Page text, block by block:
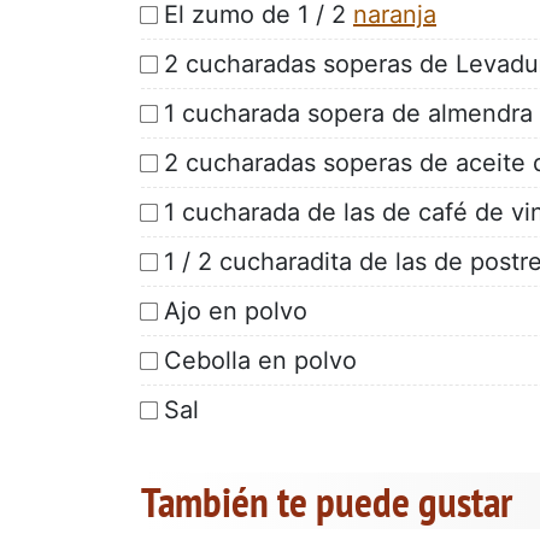
El zumo de 1 / 2 naranja
2 cucharadas soperas de
1 cucharada sopera de
2 cucharadas soperas de aceite
1 cucharada de las de café de
1 / 2 cucharadita de las de
Ajo en polvo
Cebolla en polvo
Sal
También te puede gustar